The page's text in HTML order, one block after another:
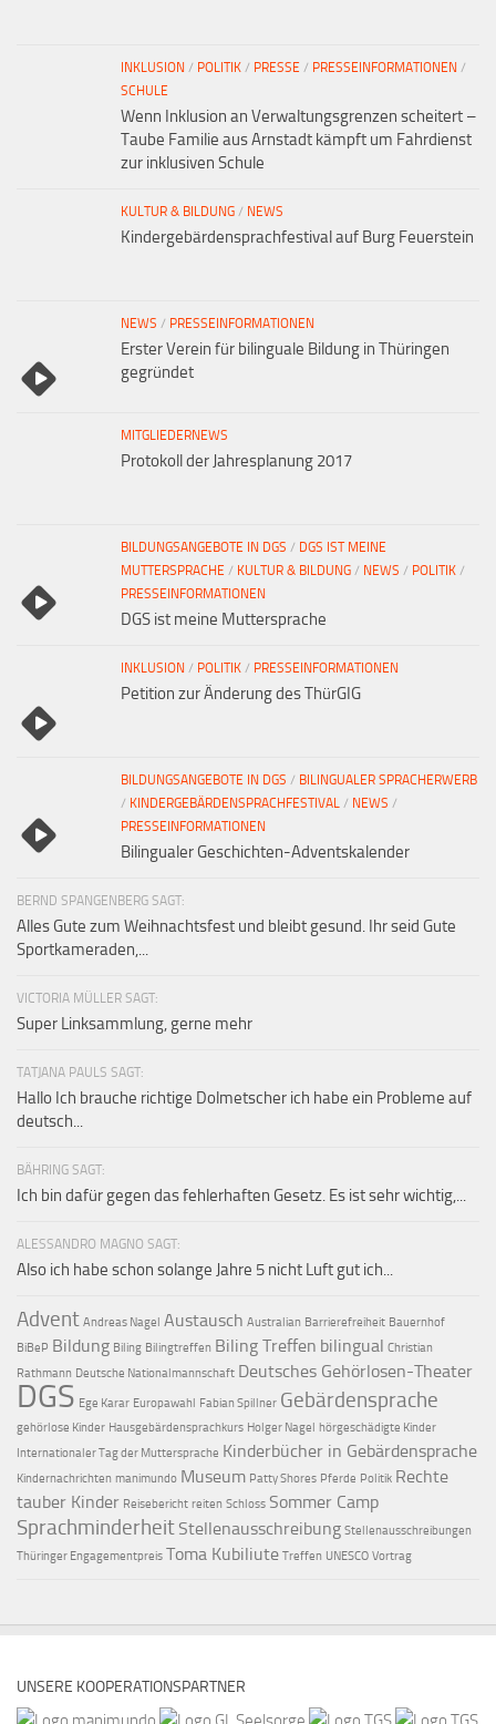
INKLUSION / POLITIK / PRESSE / PRESSEINFORMATIONEN /
SCHULE
Wenn Inklusion an Verwaltungsgrenzen scheitert –
Taube Familie aus Arnstadt kämpft um Fahrdienst
zur inklusiven Schule
KULTUR & BILDUNG / NEWS
Kindergebärdensprachfestival auf Burg Feuerstein
NEWS / PRESSEINFORMATIONEN
Erster Verein für bilinguale Bildung in Thüringen
gegründet
MITGLIEDERNEWS
Protokoll der Jahresplanung 2017
BILDUNGSANGEBOTE IN DGS / DGS IST MEINE
MUTTERSPRACHE / KULTUR & BILDUNG / NEWS / POLITIK /
PRESSEINFORMATIONEN
DGS ist meine Muttersprache
INKLUSION / POLITIK / PRESSEINFORMATIONEN
Petition zur Änderung des ThürGIG
BILDUNGSANGEBOTE IN DGS / BILINGUALER SPRACHERWERB
/ KINDERGEBÄRDENSPRACHFESTIVAL / NEWS /
PRESSEINFORMATIONEN
Bilingualer Geschichten-Adventskalender
BERND SPANGENBERG SAGT:
Alles Gute zum Weihnachtsfest und bleibt gesund. Ihr seid Gute
Sportkameraden,...
VICTORIA MÜLLER SAGT:
Super Linksammlung, gerne mehr
TATJANA PAULS SAGT:
Hallo Ich brauche richtige Dolmetscher ich habe ein Probleme auf
deutsch...
BÄHRING SAGT:
Ich bin dafür gegen das fehlerhaften Gesetz. Es ist sehr wichtig,...
ALESSANDRO MAGNO SAGT:
Also ich habe schon solange Jahre 5 nicht Luft gut ich...
Advent Andreas Nagel Austausch Australian Barrierefreiheit Bauernhof
BiBeP Bildung Biling Bilingtreffen Biling Treffen bilingual Christian
Rathmann Deutsche Nationalmannschaft Deutsches Gehörlosen-Theater
DGS Ege Karar Europawahl Fabian Spillner Gebärdensprache
gehörlose Kinder Hausgebärdensprachkurs Holger Nagel hörgeschädigte Kinder
Internationaler Tag der Muttersprache Kinderbücher in Gebärdensprache
Kindernachrichten manimundo Museum Patty Shores Pferde Politik Rechte
tauber Kinder Reisebericht reiten Schloss Sommer Camp
Sprachminderheit Stellenausschreibung Stellenausschreibungen
Thüringer Engagementpreis Toma Kubiliute Treffen UNESCO Vortrag
UNSERE KOOPERATIONSPARTNER